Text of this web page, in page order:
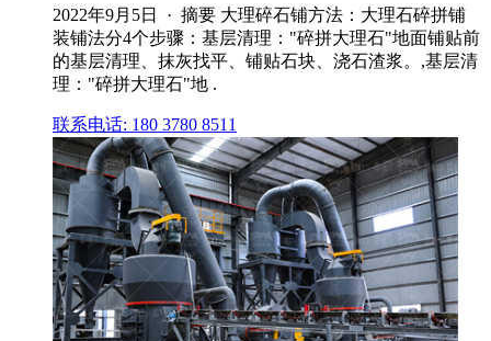
2022年9月5日 · 摘要 大理碎石铺方法：大理石碎拼铺
装铺法分4个步骤：基层清理："碎拼大理石"地面铺贴前
的基层清理、抹灰找平、铺贴石块、浇石渣浆。,基层清
理："碎拼大理石"地 .
联系电话: 180 3780 8511